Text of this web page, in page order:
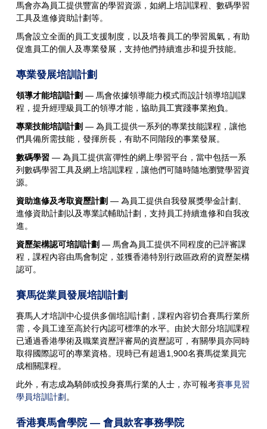
馬會亦為員工提供豐富的學習資源，如網上培訓課程、數碼學習
工具及進修資助計劃等。
馬會設立全面的員工支援制度，以及培養員工的學習風氣，有助
促進員工的個人及專業發展，支持他們持續進步和提升技能。
專業發展培訓計劃
領導才能培訓計劃 — 馬會依據領導能力模式而設計領導培訓課
程，提升經理級員工的領導才能，協助員工實踐事業抱負。
專業技能培訓計劃 — 為員工提供一系列的專業技能課程，讓他
們具備所需技能，發揮所長，有助不同階段的事業發展。
數碼學習— 為員工提供富彈性的網上學習平台，當中包括一系
列數碼學習工具及網上培訓課程，讓他們可隨時隨地瀏覽學習資
源。
資助進修及考取資歷計劃 — 為員工提供自我發展獎學金計劃、
進修資助計劃以及專業試輔助計劃，支持員工持續進修和自我改
進。
資歷架構認可培訓計劃 — 馬會為員工提供不同程度的已評審課
程，課程內容由馬會制定，並獲香港特別行政區政府的資歷架構
認可。
賽馬從業員發展培訓計劃
賽馬人才培訓中心提供多個培訓計劃，課程內容切合賽馬行業所
需，令員工達至高於行內認可標準的水平。由於大部分培訓課程
已通過香港學術及職業資歷評審局的資歷認可，有關學員亦同時
取得國際認可的專業資格。現時已有超過1,900名賽馬從業員完
成相關課程。
此外，有志成為騎師或投身賽馬行業的人士，亦可報考賽事見習
學員培訓計劃 。
香港賽馬會學院 — 會員款客事務學院